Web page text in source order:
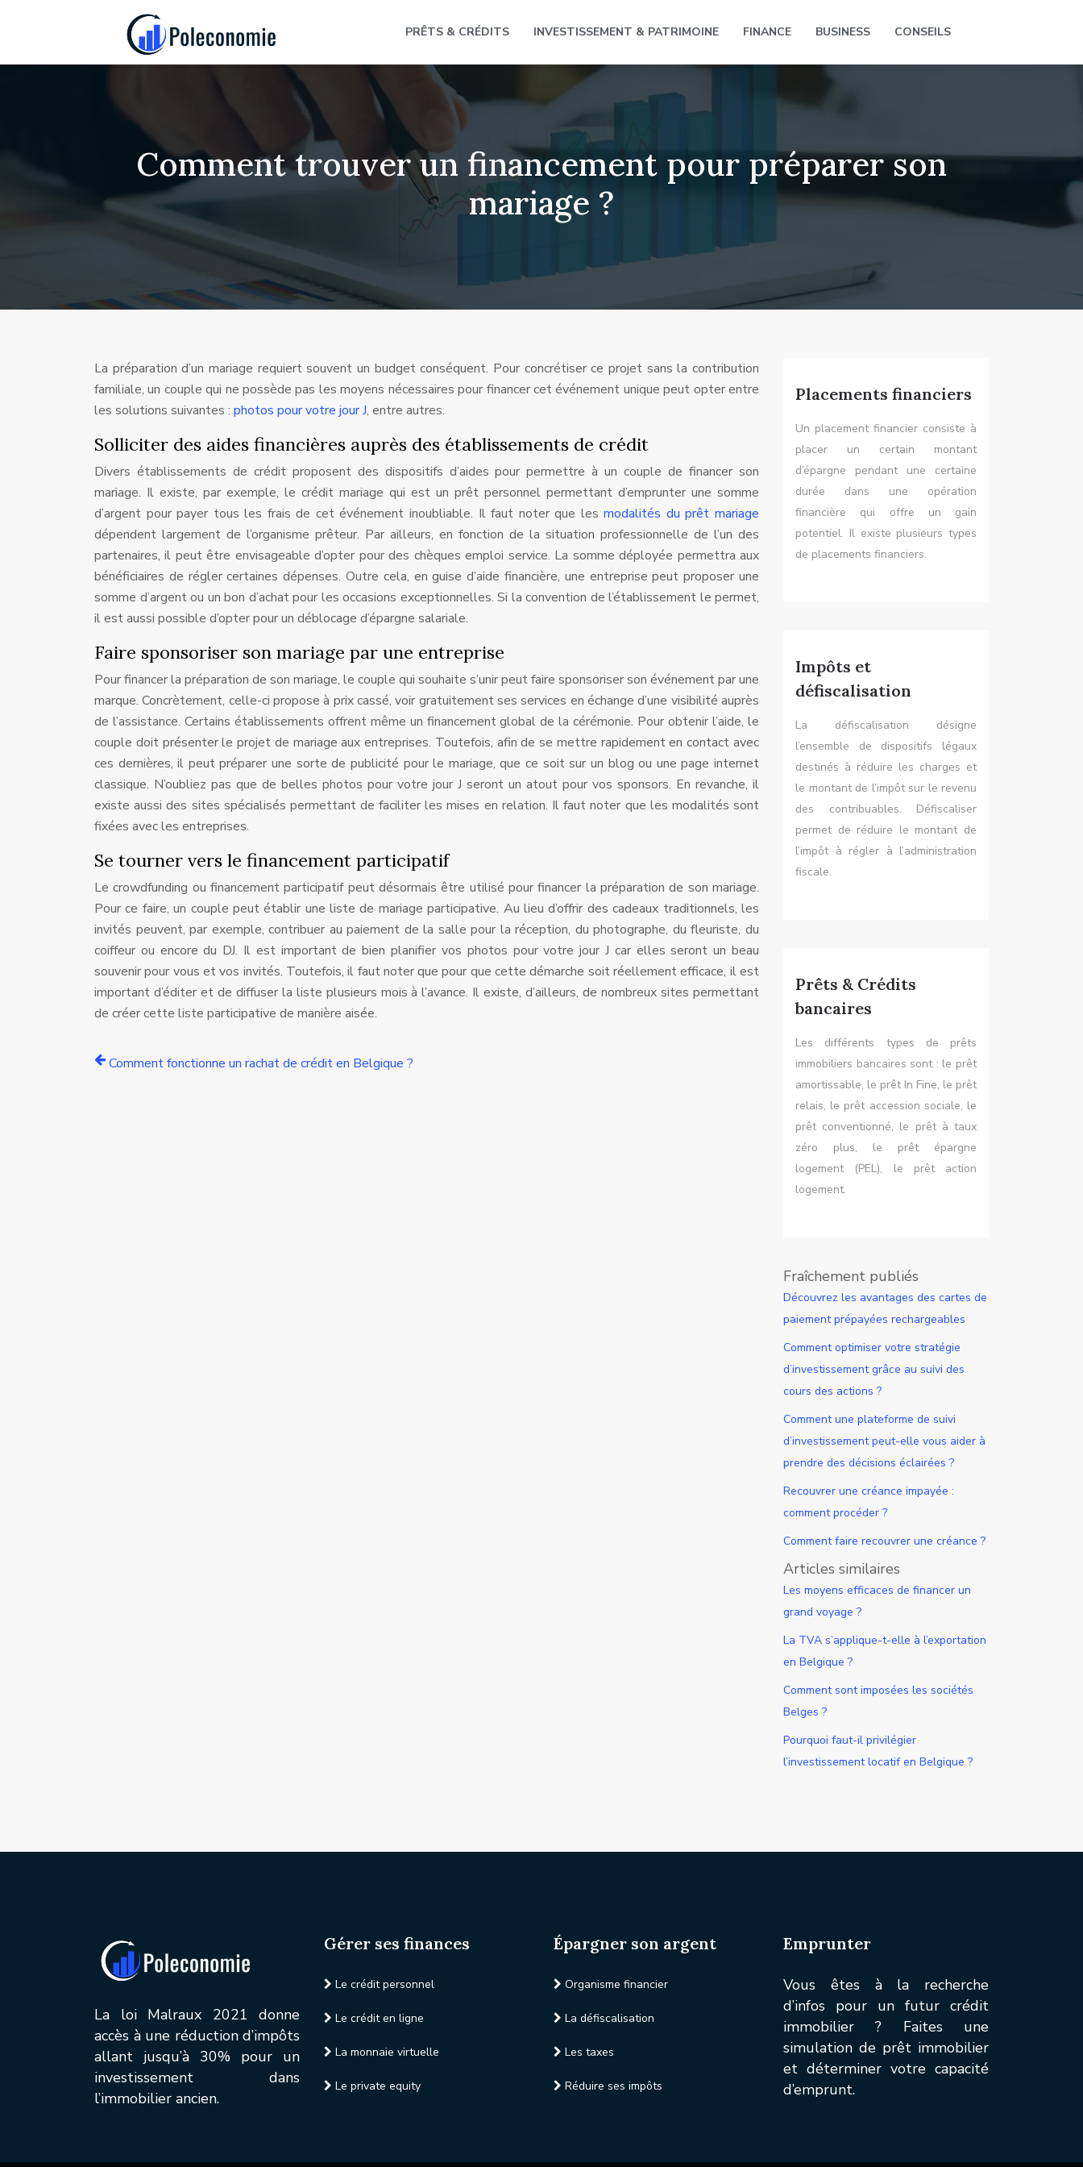
PRÊTS & CRÉDITS INVESTISSEMENT & PATRIMOINE FINANCE BUSINESS CONSEILS
Comment trouver un financement pour préparer son
mariage ?
La préparation d’un mariage requiert souvent un budget conséquent. Pour concrétiser ce projet sans la contribution
familiale, un couple qui ne possède pas les moyens nécessaires pour financer cet événement unique peut opter entre
les solutions suivantes : photos pour votre jour J, entre autres.
Solliciter des aides financières auprès des établissements de crédit
Divers établissements de crédit proposent des dispositifs d’aides pour permettre à un couple de financer son
mariage. Il existe, par exemple, le crédit mariage qui est un prêt personnel permettant d’emprunter une somme
d’argent pour payer tous les frais de cet événement inoubliable. Il faut noter que lesmodalités du prêt mariage
dépendent largement de l’organisme prêteur. Par ailleurs, en fonction de la situation professionnelle de l’un des
partenaires, il peut être envisageable d’opter pour des chèques emploi service. La somme déployée permettra aux
bénéficiaires de régler certaines dépenses. Outre cela, en guise d’aide financière, une entreprise peut proposer une
somme d’argent ou un bon d’achat pour les occasions exceptionnelles. Si la convention de l’établissement le permet,
il est aussi possible d’opter pour un déblocage d’épargne salariale.
Faire sponsoriser son mariage par une entreprise
Pour financer la préparation de son mariage, le couple qui souhaite s’unir peut faire sponsoriser son événement par une
marque. Concrètement, celle-ci propose à prix cassé, voir gratuitement ses services en échange d’une visibilité auprès
de l’assistance. Certains établissements offrent même un financement global de la cérémonie. Pour obtenir l’aide, le
couple doit présenter le projet de mariage aux entreprises. Toutefois, afin de se mettre rapidement en contact avec
ces dernières, il peut préparer une sorte de publicité pour le mariage, que ce soit sur un blog ou une page internet
classique. N’oubliez pas que de belles photos pour votre jour J seront un atout pour vos sponsors. En revanche, il
existe aussi des sites spécialisés permettant de faciliter les mises en relation. Il faut noter que les modalités sont
fixées avec les entreprises.
Se tourner vers le financement participatif
Le crowdfunding ou financement participatif peut désormais être utilisé pour financer la préparation de son mariage.
Pour ce faire, un couple peut établir une liste de mariage participative. Au lieu d’offrir des cadeaux traditionnels, les
invités peuvent, par exemple, contribuer au paiement de la salle pour la réception, du photographe, du fleuriste, du
coiffeur ou encore du DJ. Il est important de bien planifier vos photos pour votre jour J car elles seront un beau
souvenir pour vous et vos invités. Toutefois, il faut noter que pour que cette démarche soit réellement efficace, il est
important d’éditer et de diffuser la liste plusieurs mois à l’avance. Il existe, d’ailleurs, de nombreux sites permettant
de créer cette liste participative de manière aisée.
Comment fonctionne un rachat de crédit en Belgique ?
Placements financiers
Un placement financier consiste à
placer un certain montant
d’épargne pendant une certaine
durée dans une opération
financière qui offre un gain
potentiel. Il existe plusieurs types
de placements financiers.
Impôts et
défiscalisation
La défiscalisation désigne
l’ensemble de dispositifs légaux
destinés à réduire les charges et
le montant de l’impôt sur le revenu
des contribuables. Défiscaliser
permet de réduire le montant de
l’impôt à régler à l’administration
fiscale.
Prêts & Crédits
bancaires
Les différents types de prêts
immobiliers bancaires sont : le prêt
amortissable, le prêt In Fine, le prêt
relais, le prêt accession sociale, le
prêt conventionné, le prêt à taux
zéro plus, le prêt épargne
logement (PEL), le prêt action
logement.
Fraîchement publiés
Découvrez les avantages des cartes de
paiement prépayées rechargeables
Comment optimiser votre stratégie
d’investissement grâce au suivi des
cours des actions ?
Comment une plateforme de suivi
d’investissement peut-elle vous aider à
prendre des décisions éclairées ?
Recouvrer une créance impayée :
comment procéder ?
Comment faire recouvrer une créance ?
Articles similaires
Les moyens efficaces de financer un
grand voyage ?
La TVA s’applique-t-elle à l’exportation
en Belgique ?
Comment sont imposées les sociétés
Belges ?
Pourquoi faut-il privilégier
l’investissement locatif en Belgique ?
La loi Malraux 2021 donne
accès à une réduction d’impôts
allant jusqu’à 30% pour un
investissement dans
l’immobilier ancien.
Gérer ses finances
Le crédit personnel
Le crédit en ligne
La monnaie virtuelle
Le private equity
Épargner son argent
Organisme financier
La défiscalisation
Les taxes
Réduire ses impôts
Emprunter
Vous êtes à la recherche
d’infos pour un futur crédit
immobilier ? Faites une
simulation de prêt immobilier
et déterminer votre capacité
d’emprunt.